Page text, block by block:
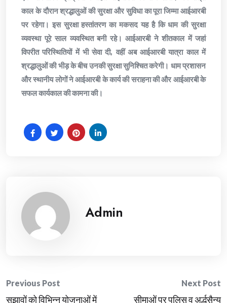
काल के दौरान श्रद्धालुओं की सुरक्षा और सुविधा का पूरा जिम्मा आईआरबी
पर रहेगा। इस सुरक्षा हस्तांतरण का मकसद यह है कि धाम की सुरक्षा
व्यवस्था पूरे साल व्यवस्थित बनी रहे। आईआरबी ने शीतकाल में जहां
विपरीत परिस्थितियों में भी सेवा दी, वहीं अब आईआरबी यात्रा काल में
श्रद्धालुओं की भीड़ के बीच उनकी सुरक्षा सुनिश्चित करेगी। धाम प्रशासन
और स्थानीय लोगों ने आईआरबी के कार्य की सराहना की और आईआरबी के
सफल कार्यकाल की कामना की।
Admin
Post
Previous Post
सुझावों को विभिन्न योजनाओं में
Next Post
सीमाओं पर पुलिस व अर्द्धसैन्य